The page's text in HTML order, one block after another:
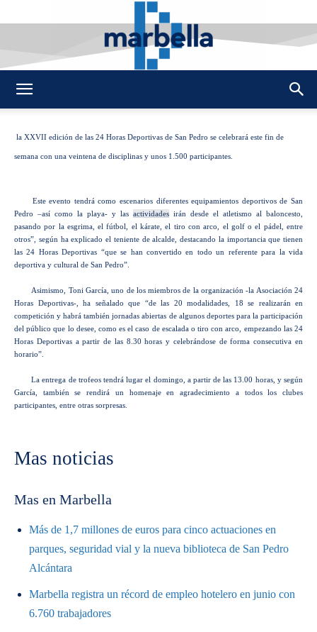
la XXVII edición de las 24 Horas Deportivas de San Pedro se celebrará este fin de
semana con una veintena de disciplinas y unos 1.500 participantes.
Este evento tendrá como escenarios diferentes equipamientos deportivos de San
Pedro –así como la playa- y las actividades irán desde el atletismo al baloncesto,
pasando por la esgrima, el fútbol, el kárate, el tiro con arco, el golf o el pádel, entre
otros”, según ha explicado el teniente de alcalde, destacando la importancia que tienen
las 24 Horas Deportivas “que se han convertido en todo un referente para la vida
deportiva y cultural de San Pedro”.
Asimismo, Toni García, uno de los miembros de la organización -la Asociación 24
Horas Deportivas-, ha señalado que “de las 20 modalidades, 18 se realizarán en
competición y habrá también jornadas abiertas de algunos deportes para la participación
del público que lo desee, como es el caso de escalada o tiro con arco, empezando las 24
Horas Deportivas a partir de las 8.30 horas y celebrándose de forma consecutiva en
horario”.
La entrega de trofeos tendrá lugar el domingo, a partir de las 13.00 horas, y según
García, también se rendirá un homenaje en agradecimiento a todos los clubes
participantes, entre otras sorpresas.
Mas noticias
Mas en Marbella
Más de 1,7 millones de euros para cinco actuaciones en
parques, seguridad vial y la nueva biblioteca de San Pedro
Alcántara
Marbella registra un récord de empleo hotelero en junio con
6.760 trabajadores